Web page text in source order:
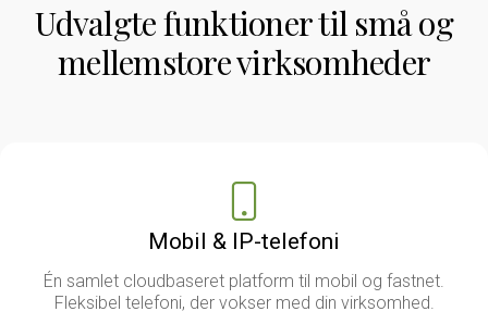
Udvalgte funktioner til små og
mellemstore virksomheder
Mobil & IP-telefoni
Én samlet cloudbaseret platform til mobil og fastnet.
Fleksibel telefoni, der vokser med din virksomhed.